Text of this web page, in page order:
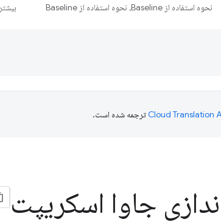
نحوه استفاده از Baseline، نحوه استفاده از Baseline بیشتر
ترجمه شده است.
جاوا اسکریپت